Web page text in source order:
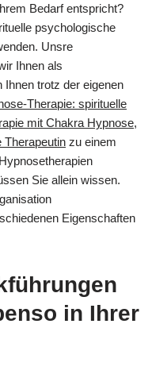
Bedarf entspricht?
psychologische
Unsre
Ihnen als
Ihnen trotz der eigenen
Therapie: spirituelle
mit Chakra Hypnose,
Therapeutin zu einem
Sie allein wissen.
Eigenschaften
in Ihrer